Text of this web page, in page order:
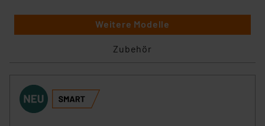
Weitere Modelle
Zubehör